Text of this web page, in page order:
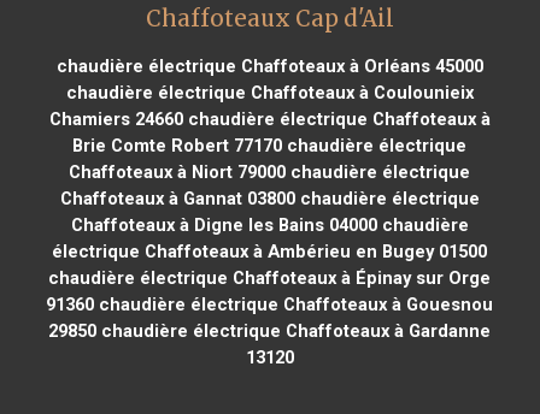
Chaffoteaux Cap d'Ail
chaudière électrique Chaffoteaux à Orléans 45000
chaudière électrique Chaffoteaux à Coulounieix
Chamiers 24660chaudière électrique Chaffoteaux à
Brie Comte Robert 77170 chaudière électrique
Chaffoteaux à Niort 79000 chaudière électrique
Chaffoteaux à Gannat 03800chaudière électrique
Chaffoteaux à Digne les Bains 04000chaudière
électrique Chaffoteaux à Ambérieu en Bugey 01500
chaudière électrique Chaffoteaux à Épinay sur Orge
91360 chaudière électrique Chaffoteaux à Gouesnou
29850 chaudière électrique Chaffoteaux à Gardanne
13120